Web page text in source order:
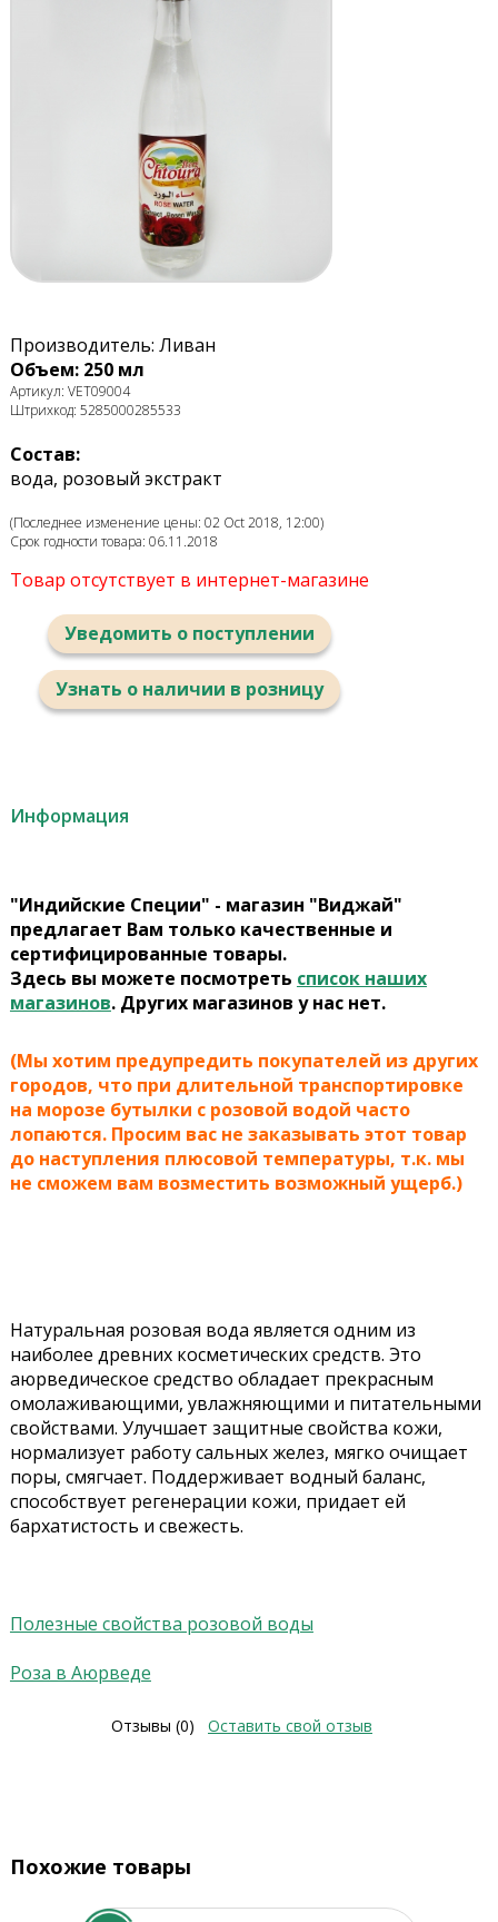
Производитель: Ливан
Объем: 250 мл
Артикул: VET09004
Штрихкод: 5285000285533
Состав:
вода, розовый экстракт
(Последнее изменение цены: 02 Oct 2018, 12:00)
Срок годности товара: 06.11.2018
Товар отсутствует в интернет-магазине
Уведомить о поступлении
Узнать о наличии в розницу
Информация
"Индийские Специи" - магазин "Виджай"
предлагает Вам только качественные и
сертифицированные товары.
Здесь вы можете посмотреть список наших
магазинов. Других магазинов у нас нет.
(Мы хотим предупредить покупателей из других
городов, что при длительной транспортировке
на морозе бутылки с розовой водой часто
лопаются. Просим вас не заказывать этот товар
до наступления плюсовой температуры, т.к. мы
не сможем вам возместить возможный ущерб.)
Натуральная розовая вода является одним из
наиболее древних косметических средств. Это
аюрведическое средство обладает прекрасным
омолаживающими, увлажняющими и питательными
свойствами. Улучшает защитные свойства кожи,
нормализует работу сальных желез, мягко очищает
поры, смягчает. Поддерживает водный баланс,
способствует регенерации кожи, придает ей
бархатистость и свежесть.
Полезные свойства розовой воды
Роза в Аюрведе
Отзывы (0) Оставить свой отзыв
Похожие товары